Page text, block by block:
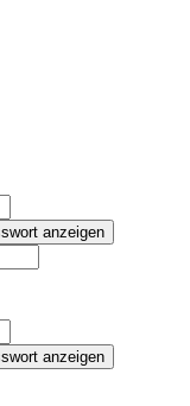
anzeigen
anzeigen